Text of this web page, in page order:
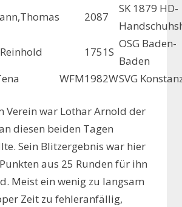
2087
SK 1879 HD-
1751S
OSG Baden-
Baden
WFM1982WSVG
Verein war Lothar Arnold der
diesen beiden Tagen
Sein Blitzergebnis war hier
aus 25 Runden für ihn
Meist ein wenig zu langsam
Zeit zu fehleranfällig,